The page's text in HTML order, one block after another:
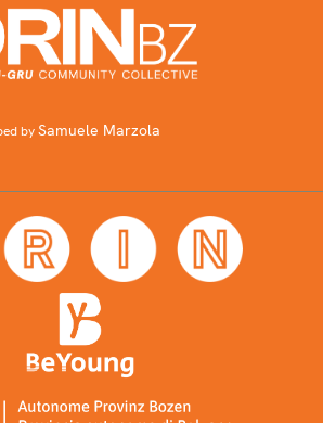
bySamuele Marzola